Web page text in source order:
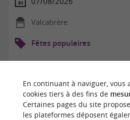
Valcabrère
Fêtes populaires
En continuant à naviguer, vous
cookies tiers à des fins de
Certaines pages du site
les plateformes déposent